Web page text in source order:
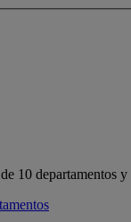
10 departamentos y